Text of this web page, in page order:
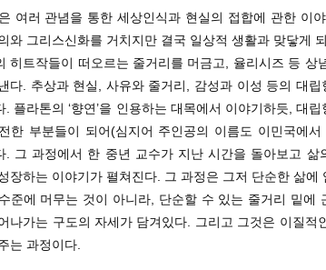
여러 관념을 통한 세상인식과 현실의 접합에 관한 이
와 그리스신화를 거치지만 결국 일상적 생활과 맞닿게
히트작들이 떠오르는 줄거리를 머금고, 율리시즈 등 상
다. 추상과 현실, 사유와 줄거리, 감성과 이성 등의 대
. 플라톤의 ‘향연’을 인용하는 대목에서 이야기하듯, 대
한 부분들이 되어(심지어 주인공의 이름도 이민국에
. 그 과정에서 한 중년 교수가 지난 시간을 돌아보고 삶
장하는 이야기가 펼쳐진다. 그 과정은 그저 단순한 삶에
준에 머무는 것이 아니라, 단순할 수 있는 줄거리 밑에
나가는 구도의 자세가 담겨있다. 그리고 그것은 이질적
는 과정이다.